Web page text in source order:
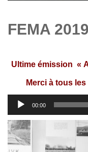
FEMA
Ultime émission «
Merci à tous
00:00